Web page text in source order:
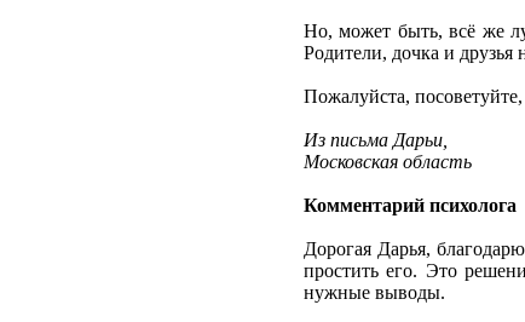
Но, может быть, всё же
Родители, дочка и друзья
Пожалуйста,
Из письма Дарьи,
Московская область
Комментарий психолога
Дорогая Дарья,
простить его. Это
нужные выводы.